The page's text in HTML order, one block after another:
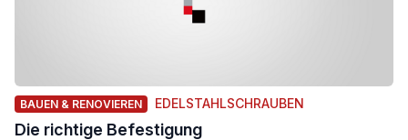
BAUEN & RENOVIEREN EDELSTAHLSCHRAUBEN
Die richtige Befestigung